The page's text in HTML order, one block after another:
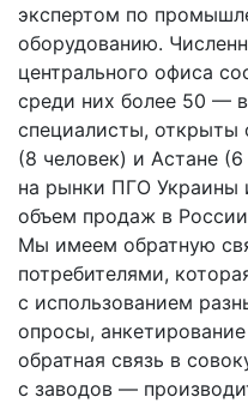
экспертом по
оборудованию.
центрального офиса
среди них более 50 —
специалисты, открыты
(8 человек) и Астане
на рынки ПГО Украины
объем продаж в
Мы имеем обратную
потребителями,
с использованием
опросы,
обратная связь в
с заводов —